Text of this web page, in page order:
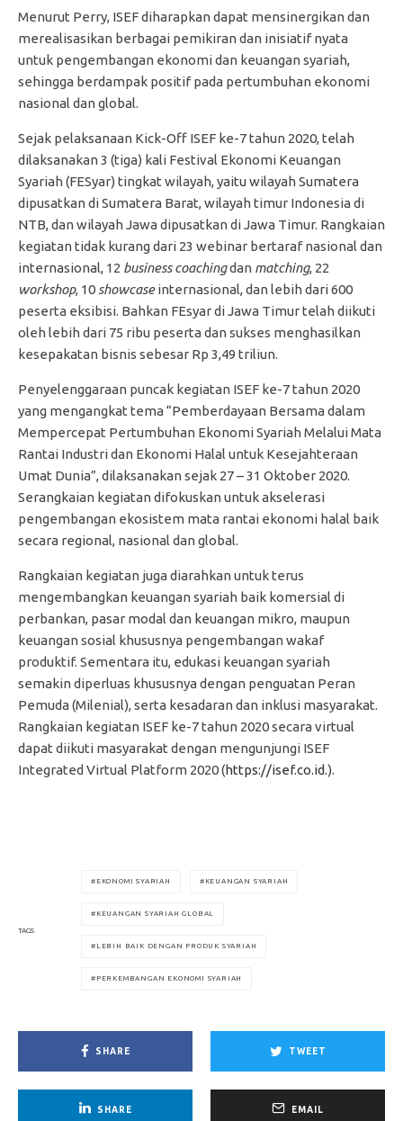
Menurut Perry, ISEF diharapkan dapat mensinergikan dan
merealisasikan berbagai pemikiran dan inisiatif nyata
untuk pengembangan ekonomi dan keuangan syariah,
sehingga berdampak positif pada pertumbuhan ekonomi
nasional dan global.
Sejak pelaksanaan Kick-Off ISEF ke-7 tahun 2020, telah
dilaksanakan 3 (tiga) kali Festival Ekonomi Keuangan
Syariah (FESyar) tingkat wilayah, yaitu wilayah Sumatera
dipusatkan di Sumatera Barat, wilayah timur Indonesia di
NTB, dan wilayah Jawa dipusatkan di Jawa Timur. Rangkaian
kegiatan tidak kurang dari 23 webinar bertaraf nasional dan
internasional, 12 business coachingdan matching, 22
workshop, 10showcaseinternasional, dan lebih dari 600
peserta eksibisi. Bahkan FEsyar di Jawa Timur telah diikuti
oleh lebih dari 75 ribu peserta dan sukses menghasilkan
kesepakatan bisnis sebesar Rp 3,49 triliun.
Penyelenggaraan puncak kegiatan ISEF ke-7 tahun 2020
yang mengangkat tema “Pemberdayaan Bersama dalam
Mempercepat Pertumbuhan Ekonomi Syariah Melalui Mata
Rantai Industri dan Ekonomi Halal untuk Kesejahteraan
Umat Dunia”, dilaksanakan sejak 27 – 31 Oktober 2020.
Serangkaian kegiatan difokuskan untuk akselerasi
pengembangan ekosistem mata rantai ekonomi halal baik
secara regional, nasional dan global.
Rangkaian kegiatan juga diarahkan untuk terus
mengembangkan keuangan syariah baik komersial di
perbankan, pasar modal dan keuangan mikro, maupun
keuangan sosial khususnya pengembangan wakaf
produktif. Sementara itu, edukasi keuangan syariah
semakin diperluas khususnya dengan penguatan Peran
Pemuda (Milenial), serta kesadaran dan inklusi masyarakat.
Rangkaian kegiatan ISEF ke-7 tahun 2020 secara virtual
dapat diikuti masyarakat dengan mengunjungi ISEF
Integrated Virtual Platform 2020 (https://isef.co.id.).
TAGS
EKONOMI SYARIAH KEUANGAN SYARIAH
KEUANGAN SYARIAH GLOBAL
LEBIH BAIK DENGAN PRODUK SYARIAH
PERKEMBANGAN EKONOMI SYARIAH
SHARE TWEET
SHARE EMAIL